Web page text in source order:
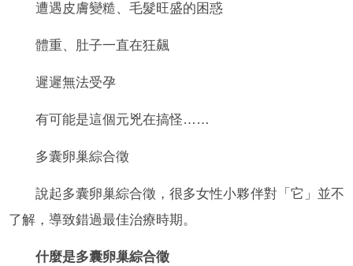
遭遇皮膚變糙、毛髮旺盛的困惑
體重、肚子一直在狂飆
遲遲無法受孕
有可能是這個元兇在搞怪……
多囊卵巢綜合徵
說起多囊卵巢綜合徵，很多女性小夥伴對「它」並不
了解，導致錯過最佳治療時期。
什麼是多囊卵巢綜合徵